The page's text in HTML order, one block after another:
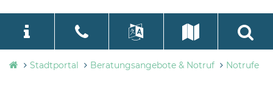
Stadtverwaltung
language
Select Language
Stadtportal Beratungsangebote & Notruf Notrufe